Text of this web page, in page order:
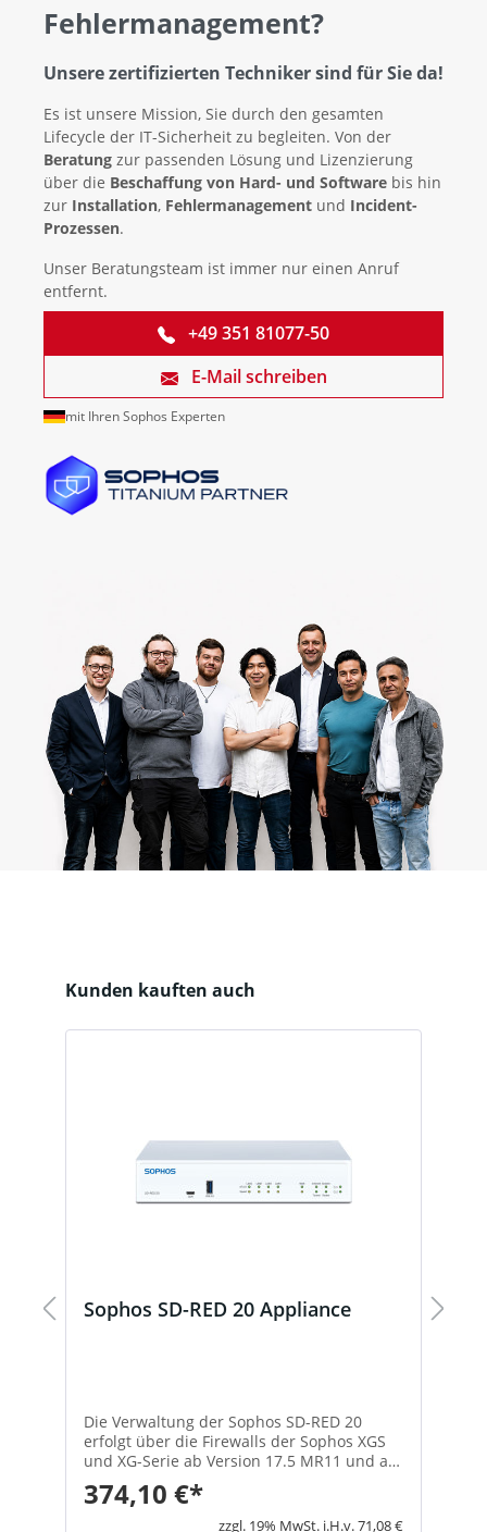
Fehlermanagement?
Unsere zertifizierten Techniker sind für Sie da!
Es ist unsere Mission, Sie durch den gesamten
Lifecycle der IT-Sicherheit zu begleiten. Von der
Beratung zur passenden Lösung und Lizenzierung
über die Beschaffung von Hard- und Software bis hin
zur Installation, Fehlermanagement und Incident-
Prozessen.
Unser Beratungsteam ist immer nur einen Anruf
entfernt.
+49 351 81077-50
E-Mail schreiben
mit Ihren Sophos Experten
Produktgalerie überspringen
Kunden kauften auch
Sophos SD-RED 20 Appliance
Die Verwaltung der Sophos SD-RED 20
erfolgt über die Firewalls der Sophos XGS
und XG-Serie ab Version 17.5 MR11 und ab
UTM Version 9.703 auch mit der SG-Serie.
Lieferumfang ohne Wifi / LTE In dieser
Kurzanleitung ist beschrieben, wie Sie die
374,10 €*
zzgl. 19% MwSt. i.H.v. 71,08 €